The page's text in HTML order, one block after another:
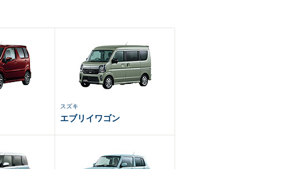
スズキ
エブリイワゴン